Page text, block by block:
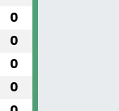
0
0
0
0